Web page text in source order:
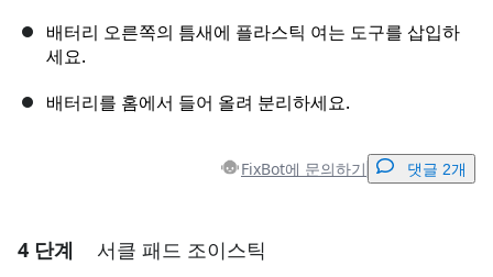
배터리 오른쪽의 틈새에 플라스틱 여는 도구를 삽입하
세요.
배터리를 홈에서 들어 올려 분리하세요.
FixBot에 문의하기 댓글 2개
댓글 달기
4 단계 서클 패드 조이스틱